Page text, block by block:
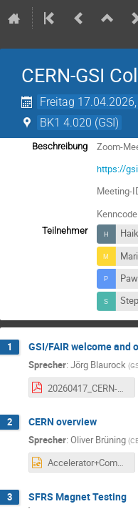
CERN-GSI
Freitag
BK1 4.020 (GSI)
Beschreibung
Zoom-
https://
Meeting-
Teilnehmer
1 GSI/FAIR welcome and
Sprecher: Jörg Blaurock (
2 CERN overview
Sprecher: Oliver Brüning (
Accelerator+Complex+Status-GSI-V2.pptx
3
SFRS Magnet Testing